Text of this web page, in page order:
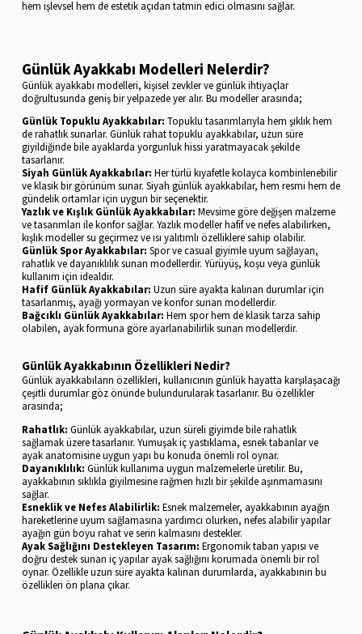
hem işlevsel hem de estetik açıdan tatmin edici olmasını sağlar.
Günlük Ayakkabı Modelleri Nelerdir?
Günlük ayakkabı modelleri, kişisel zevkler ve günlük ihtiyaçlar
doğrultusunda geniş bir yelpazede yer alır. Bu modeller arasında;
Günlük Topuklu Ayakkabılar: Topuklu tasarımlarıyla hem şıklık hem
de rahatlık sunarlar. Günlük rahat topuklu ayakkabılar, uzun süre
giyildiğinde bile ayaklarda yorgunluk hissi yaratmayacak şekilde
tasarlanır.
Siyah Günlük Ayakkabılar: Her türlü kıyafetle kolayca kombinlenebilir
ve klasik bir görünüm sunar. Siyah günlük ayakkabılar, hem resmi hem de
gündelik ortamlar için uygun bir seçenektir.
Yazlık ve Kışlık Günlük Ayakkabılar: Mevsime göre değişen malzeme
ve tasarımları ile konfor sağlar. Yazlık modeller hafif ve nefes alabilirken,
kışlık modeller su geçirmez ve ısı yalıtımlı özelliklere sahip olabilir.
Günlük Spor Ayakkabılar: Spor ve casual giyimle uyum sağlayan,
rahatlık ve dayanıklılık sunan modellerdir. Yürüyüş, koşu veya günlük
kullanım için idealdir.
Hafif Günlük Ayakkabılar: Uzun süre ayakta kalınan durumlar için
tasarlanmış, ayağı yormayan ve konfor sunan modellerdir.
Bağcıklı Günlük Ayakkabılar: Hem spor hem de klasik tarza sahip
olabilen, ayak formuna göre ayarlanabilirlik sunan modellerdir.
Günlük Ayakkabının Özellikleri Nedir?
Günlük ayakkabıların özellikleri, kullanıcının günlük hayatta karşılaşacağı
çeşitli durumlar göz önünde bulundurularak tasarlanır. Bu özellikler
arasında;
Rahatlık: Günlük ayakkabılar, uzun süreli giyimde bile rahatlık
sağlamak üzere tasarlanır. Yumuşak iç yastıklama, esnek tabanlar ve
ayak anatomisine uygun yapı bu konuda önemli rol oynar.
Dayanıklılık: Günlük kullanıma uygun malzemelerle üretilir. Bu,
ayakkabının sıklıkla giyilmesine rağmen hızlı bir şekilde aşınmamasını
sağlar.
Esneklik ve Nefes Alabilirlik: Esnek malzemeler, ayakkabının ayağın
hareketlerine uyum sağlamasına yardımcı olurken, nefes alabilir yapılar
ayağın gün boyu rahat ve serin kalmasını destekler.
Ayak Sağlığını Destekleyen Tasarım: Ergonomik taban yapısı ve
doğru destek sunan iç yapılar ayak sağlığını korumada önemli bir rol
oynar. Özellikle uzun süre ayakta kalınan durumlarda, ayakkabının bu
özellikleri ön plana çıkar.